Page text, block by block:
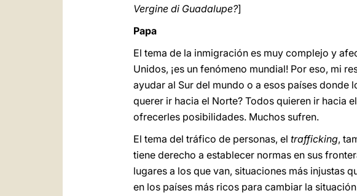
Vergine di Guadalupe?]
Papa
El tema de la inmigración es muy complejo y
Unidos, ¡es un fenómeno mundial! Por eso, mi
ayudar al Sur del mundo o a esos países donde
querer ir hacia el Norte? Todos quieren ir hacia
ofrecerles posibilidades. Muchos sufren.
El tema del tráfico de personas, el trafficking,
tiene derecho a establecer normas en sus
lugares a los que van, situaciones más injustas
en los países más ricos para cambiar la